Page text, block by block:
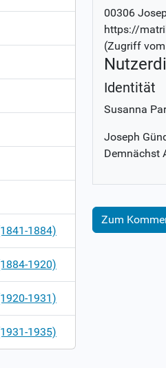
00306
https://
(Zugriff vom
Identität
Susanna
Joseph
Demnächst
Zum
1884)
1920)
1931)
1935)